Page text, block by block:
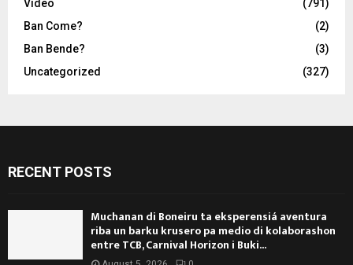
Video
(791)
Ban Come?
(2)
Ban Bende?
(3)
Uncategorized
(327)
RECENT POSTS
Muchanan di Boneiru ta eksperensiá aventura
riba un barku krusero pa medio di kolaborashon
entre TCB, Carnival Horizon i Buki...